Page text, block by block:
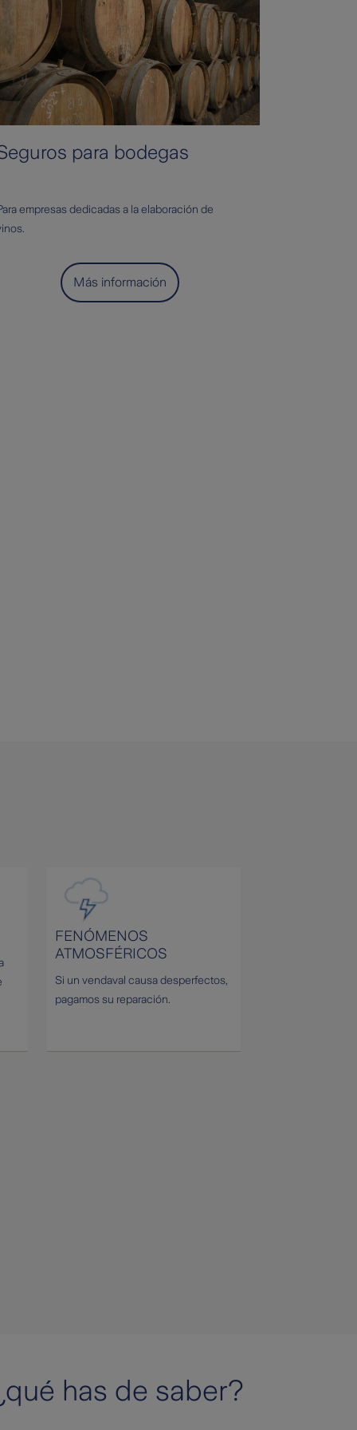
para bodegas
empresas dedicadas a la elaboración de
Más información
FENÓMENOS
ATMOSFÉRICOS
Si un vendaval causa desperfectos,
pagamos su reparación.
has de saber?